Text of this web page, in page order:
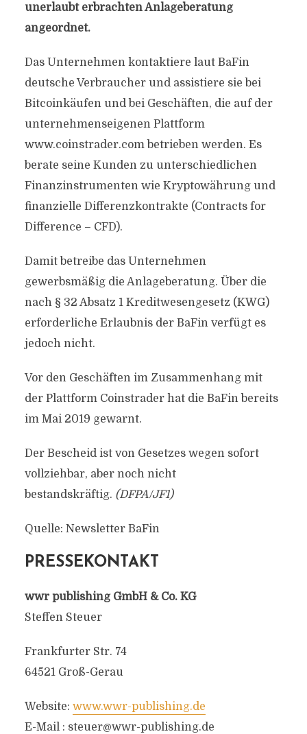
unerlaubt erbrachten Anlageberatung
angeordnet.
Das Unternehmen kontaktiere laut BaFin
deutsche Verbraucher und assistiere sie bei
Bitcoinkäufen und bei Geschäften, die auf der
unternehmenseigenen Plattform
www.coinstrader.com betrieben werden. Es
berate seine Kunden zu unterschiedlichen
Finanzinstrumenten wie Kryptowährung und
finanzielle Differenzkontrakte (Contracts for
Difference – CFD).
Damit betreibe das Unternehmen
gewerbsmäßig die Anlageberatung. Über die
nach § 32 Absatz 1 Kreditwesengesetz (KWG)
erforderliche Erlaubnis der BaFin verfügt es
jedoch nicht.
Vor den Geschäften im Zusammenhang mit
der Plattform Coinstrader hat die BaFin bereits
im Mai 2019 gewarnt.
Der Bescheid ist von Gesetzes wegen sofort
vollziehbar, aber noch nicht
bestandskräftig. (DFPA/JF1)
Quelle: Newsletter BaFin
PRESSEKONTAKT
wwr publishing GmbH & Co. KG
Steffen Steuer
Frankfurter Str. 74
64521 Groß-Gerau
Website: www.wwr-publishing.de
E-Mail : steuer@wwr-publishing.de